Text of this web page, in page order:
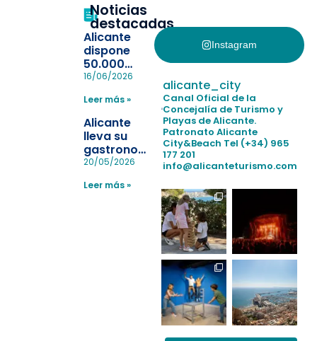
Noticias
destacadas
Alicante
dispone
50.000
pulseras
la
pérdida de niños
en las
playas y
realiza con
éxito un
simulacro de socorrismo
16/06/2026
Leer más »
Alicante
lleva su
gastronomía
a Madrid
reforzar el
20/05/2026
Leer más »
Instagram
alicante_city
Canal Oficial de la
Concejalía de Turismo y
Playas de Alicante.
Patronato Alicante
City&Beach Tel (+34) 965
177 201
info@alicanteturismo.com